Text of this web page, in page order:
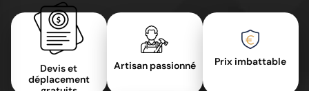
Devis et
déplacement
Artisan passionné Prix imbattable